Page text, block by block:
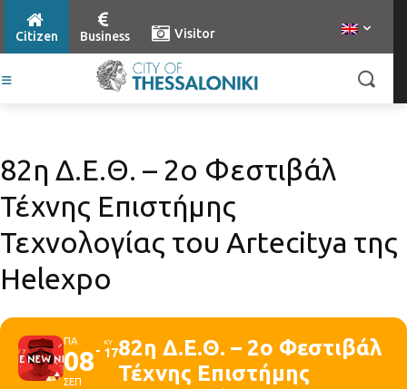
Citizen Business Visitor
82η Δ.Ε.Θ. – 2ο Φεστιβάλ
Τέχνης Επιστήμης
Τεχνολογίας του Artecitya της
Helexpo
ΠΑ
08
ΣΕΠ
ΚΥ
1782η Δ.Ε.Θ. – 2ο Φεστιβάλ
Τέχνης Επιστήμης